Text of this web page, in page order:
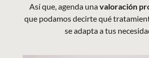
Así que, agenda unavaloración
que podamos decirte qué
se adapta a tus